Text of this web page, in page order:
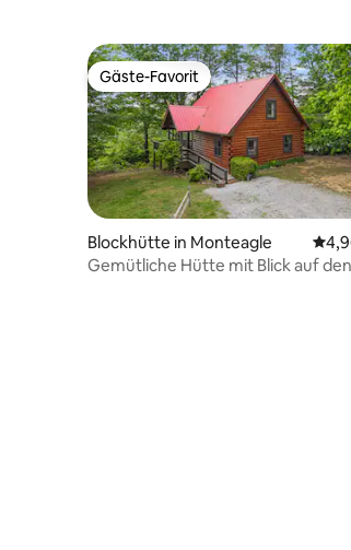
Gäste-Favorit
Gäste-Favorit
Blockhütte in Monteagle
Gemütliche Hütte mit Blick auf